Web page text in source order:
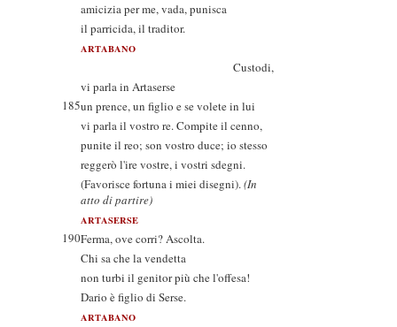
amicizia per me, vada, punisca
il parricida, il traditor.
ARTABANO
Custodi,
vi parla in Artaserse
185un prence, un figlio e se volete in lui
vi parla il vostro re. Compite il cenno,
punite il reo; son vostro duce; io stesso
reggerò l'ire vostre, i vostri sdegni.
(Favorisce fortuna i miei disegni).(In
atto di partire)
ARTASERSE
190Ferma, ove corri? Ascolta.
Chi sa che la vendetta
non turbi il genitor più che l'offesa!
Dario è figlio di Serse.
ARTABANO